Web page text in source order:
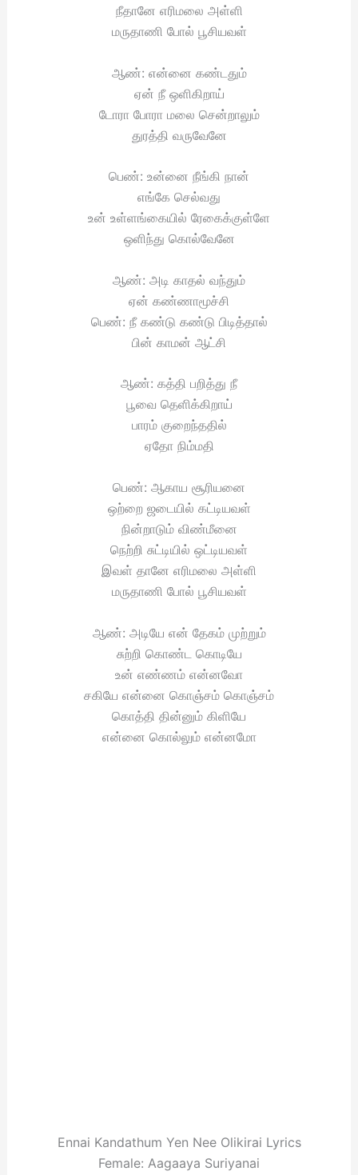
நீதானே எரிமலை அள்ளி
மருதாணி போல் பூசியவள்
ஆண்: என்னை கண்டதும்
ஏன் நீ ஒளிகிறாய்
டோரா போரா மலை சென்றாலும்
துரத்தி வருவேனே
பெண்: உன்னை நீங்கி நான்
எங்கே செல்வது
உன் உள்ளங்கையில் ரேகைக்குள்ளே
ஒளிந்து கொல்வேனே
ஆண்: அடி காதல் வந்தும்
ஏன் கண்ணாமூச்சி
பெண்: நீ கண்டு கண்டு பிடித்தால்
பின் காமன் ஆட்சி
ஆண்: கத்தி பறித்து நீ
பூவை தெளிக்கிறாய்
பாரம் குறைந்ததில்
ஏதோ நிம்மதி
பெண்: ஆகாய சூரியனை
ஒற்றை ஜடையில் கட்டியவள்
நின்றாடும் விண்மீனை
நெற்றி சுட்டியில் ஒட்டியவள்
இவள் தானே எரிமலை அள்ளி
மருதாணி போல் பூசியவள்
ஆண்: அடியே என் தேகம் முற்றும்
சுற்றி கொண்ட கொடியே
உன் எண்ணம் என்னவோ
சகியே என்னை கொஞ்சம் கொஞ்சம்
கொத்தி தின்னும் கிளியே
என்னை கொல்லும் என்னமோ
Ennai Kandathum Yen Nee Olikirai Lyrics
Female: Aagaaya Suriyanai